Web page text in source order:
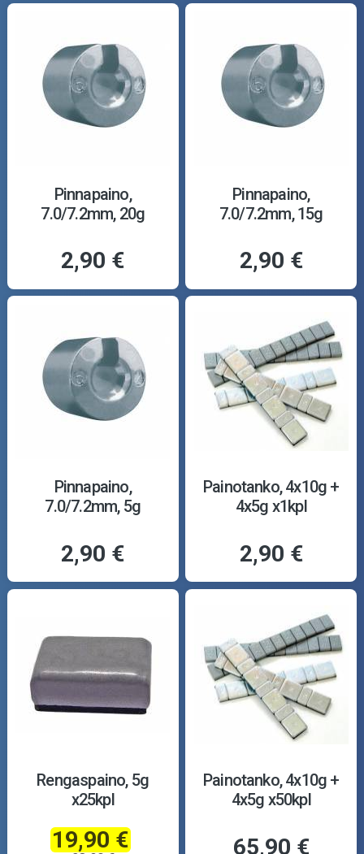
Pinnapaino,
7.0/7.2mm, 20g
2,90 €
Pinnapaino,
7.0/7.2mm, 15g
2,90 €
Pinnapaino,
7.0/7.2mm, 5g
2,90 €
Painotanko, 4x10g +
4x5g x1kpl
2,90 €
Rengaspaino, 5g
x25kpl
19,90 €
Painotanko, 4x10g +
4x5g x50kpl
65,90 €